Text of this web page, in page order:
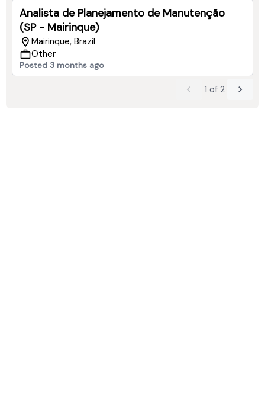
Analista de Planejamento de Manutenção
(SP - Mairinque)
Mairinque, Brazil
Other
Posted 3 months ago
1 of 2